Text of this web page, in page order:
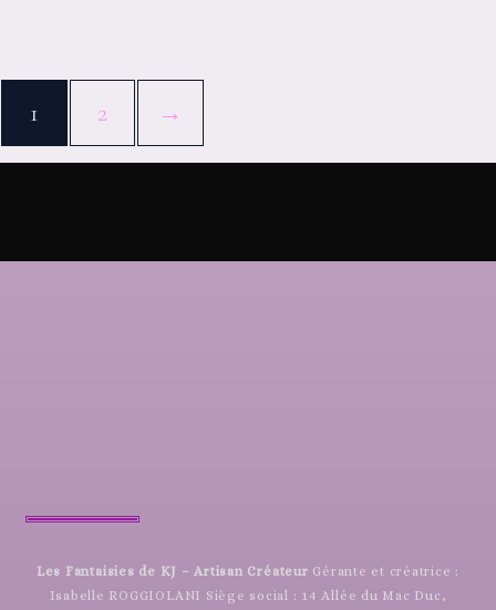
1 2 →
Les Fantaisies de KJ – Artisan Créateur Gérante et créatrice :
Isabelle ROGGIOLANI Siège social : 14 Allée du Mac Duc,